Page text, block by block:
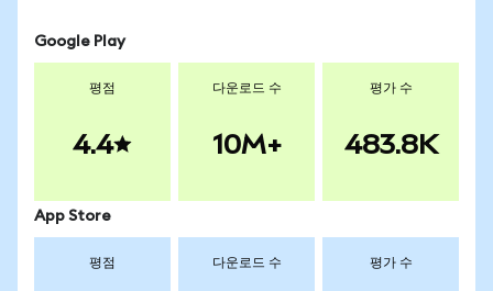
Google Play
평점
4.4
다운로드 수
10M+
평가 수
483.8K
App Store
평점 다운로드 수 평가 수